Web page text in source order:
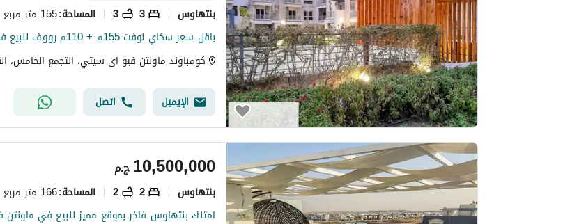
بنتهاوس 3
3 المساحة:155 متر مربع
الإيميل اتصل
ج.م10,500,000
بنتهاوس 2
2 المساحة:166 متر مربع